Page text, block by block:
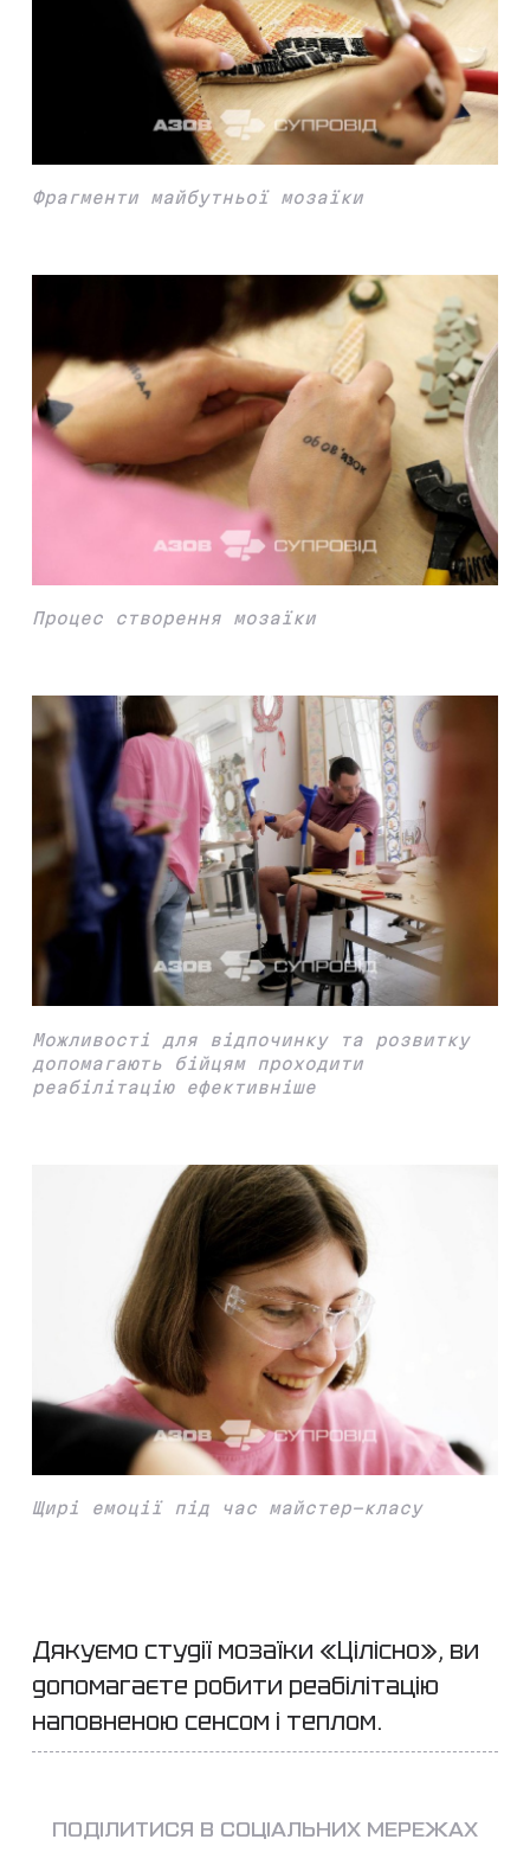
Фрагменти майбутньої мозаїки
Процес створення мозаїки
Можливості для відпочинку та розвитку
допомагають бійцям проходити
реабілітацію ефективніше
Щирі емоції під час майстер-класу
Дякуємо студії мозаїки «Цілісно», ви
допомагаєте робити реабілітацію
наповненою сенсом і теплом.
ПОДІЛИТИСЯ В СОЦІАЛЬНИХ МЕРЕЖАХ